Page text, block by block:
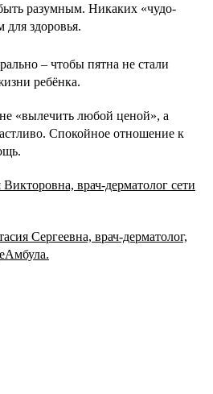
разумным. Никаких «чудо-
для здоровья.
– чтобы пятна не стали
ребёнка.
«вылечить любой ценой», а
Спокойное отношение к
врач-дерматолог сети
Сергеевна, врач-дерматолог,